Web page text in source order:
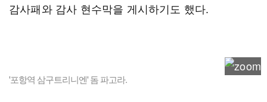
감사패와 감사 현수막을 게시하기도 했다.
'포항역 삼구트리니엔' 돔 파고라.